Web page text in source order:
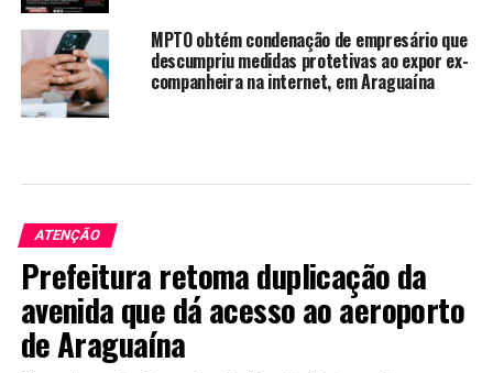
MPTO obtém condenação de empresário que
descumpriu medidas protetivas ao expor ex-
companheira na internet, em Araguaína
ATENÇÃO
Prefeitura retoma duplicação da
avenida que dá acesso ao aeroporto
de Araguaína